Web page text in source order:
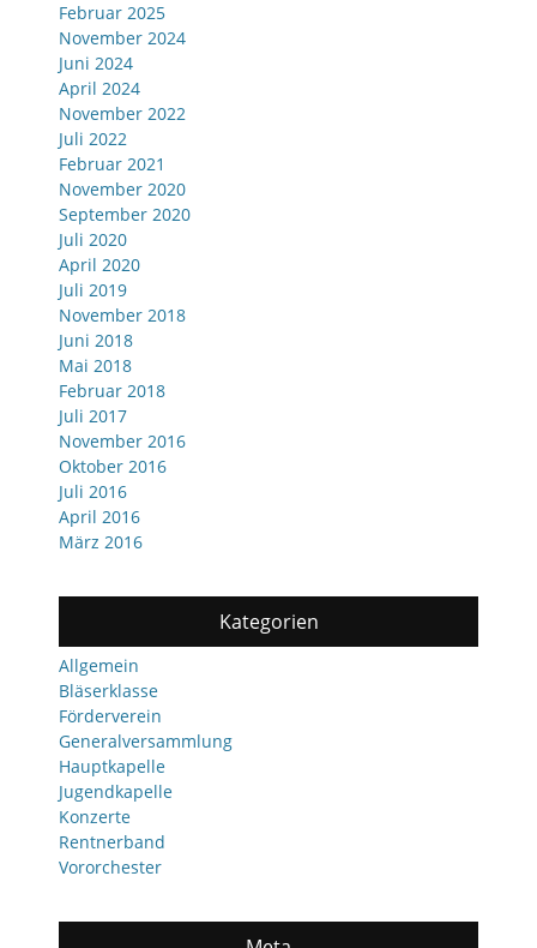
Februar 2025
November 2024
Juni 2024
April 2024
November 2022
Juli 2022
Februar 2021
November 2020
September 2020
Juli 2020
April 2020
Juli 2019
November 2018
Juni 2018
Mai 2018
Februar 2018
Juli 2017
November 2016
Oktober 2016
Juli 2016
April 2016
März 2016
Kategorien
Allgemein
Bläserklasse
Förderverein
Generalversammlung
Hauptkapelle
Jugendkapelle
Konzerte
Rentnerband
Vororchester